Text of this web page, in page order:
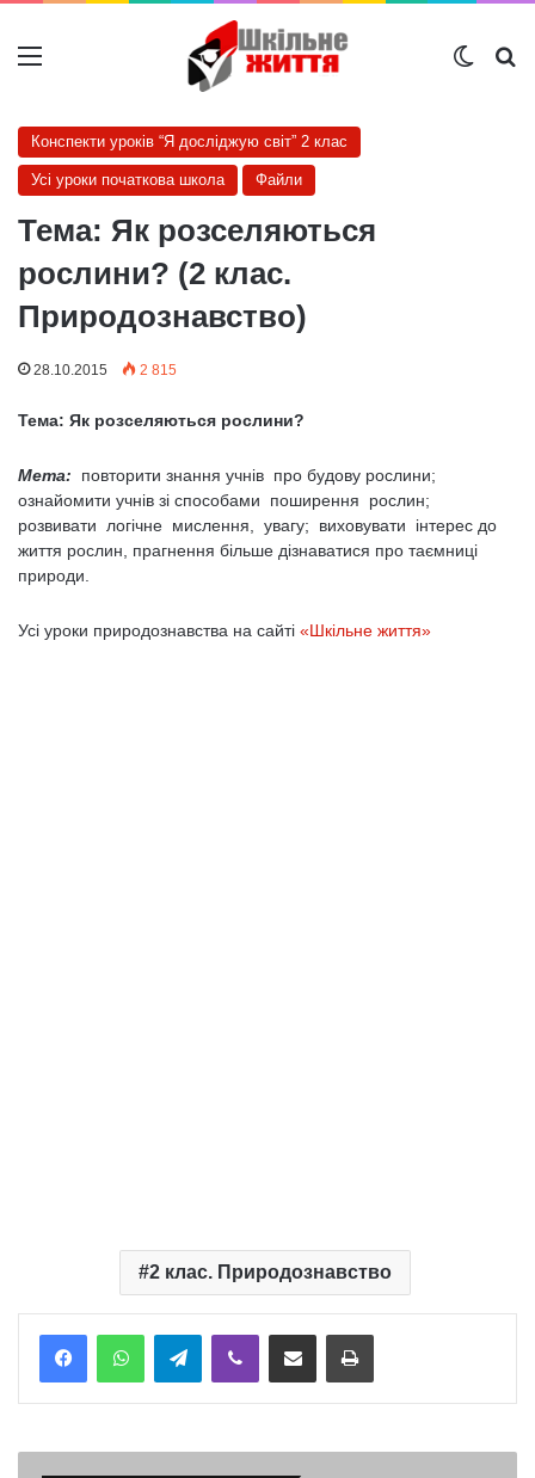
Меню
Конспекти уроків “Я досліджую світ” 2 клас
Усі уроки початкова школа Файли
Тема: Як розселяються
рослини? (2 клас.
Природознавство)
28.10.2015 2 815
Тема: Як розселяються рослини?
Мета: повторити знання учнів про будову рослини;
ознайомити учнів зі способами поширення рослин;
розвивати логічне мислення, увагу; виховувати інтерес до
життя рослин, прагнення більше дізнаватися про таємниці
природи.
Усі уроки природознавства на сайті «Шкільне життя»
2 клас. Природознавство
TelegramViber Надіслати електронною поштоюНадрукувати